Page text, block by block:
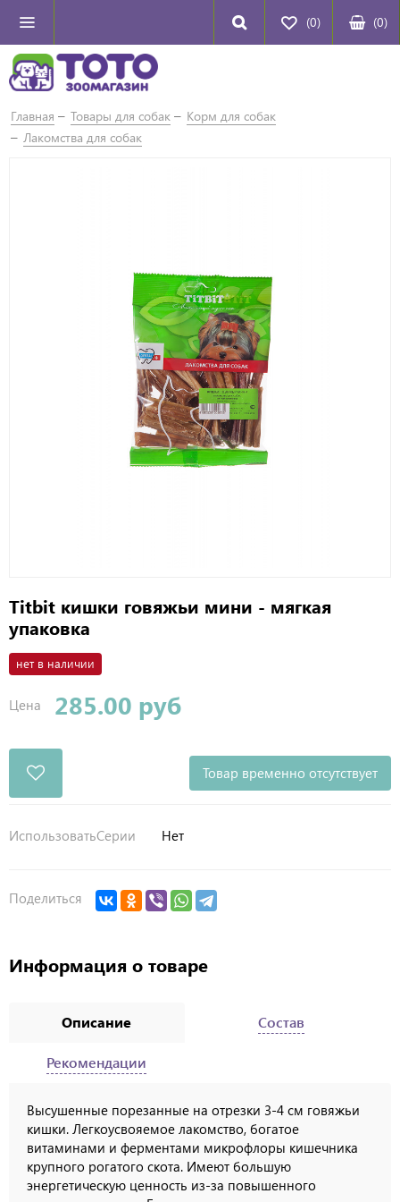
(0) (0)
Главная Товары для собак
Корм для собак
Лакомства для собак
Titbit кишки говяжьи мини - мягкая
упаковка
нет в наличии
Цена 285.00 руб
Товар временно отсутствует
ИспользоватьСерии Нет
Поделиться
Информация о товаре
Описание
Высушенные порезанные на отрезки 3-4 см говяжьи
кишки. Легкоусвояемое лакомство, богатое
витаминами и ферментами микрофлоры кишечника
крупного рогатого скота. Имеют большую
энергетическую ценность из-за повышенного
Состав
Рекомендации